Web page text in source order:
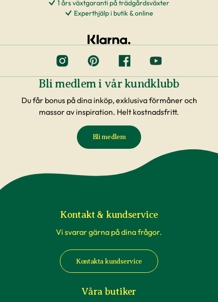
1 års växtgaranti på trädgårdsväxter
Experthjälp i butik & online
Bli medlem i vår kundklubb
Du får bonus på dina inköp, exklusiva förmåner och
massor av inspiration. Helt kostnadsfritt.
Bli medlem
Kontakt & kundservice
Vi svarar gärna på dina frågor.
Kontakta kundservice
Våra butiker